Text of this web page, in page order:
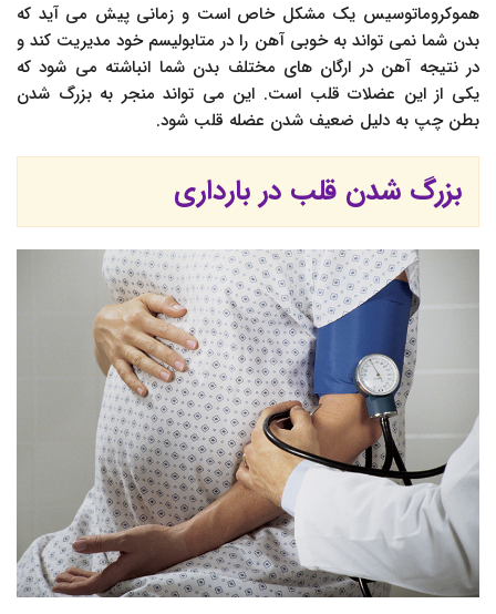
هموکروماتوسیس یک مشکل خاص است و زمانی پیش می آید که
بدن شما نمی تواند به خوبی آهن را در متابولیسم خود مدیریت کند و
در نتیجه آهن در ارگان های مختلف بدن شما انباشته می شود که
یکی از این عضلات قلب است. این می تواند منجر به بزرگ شدن
بطن چپ به دلیل ضعیف شدن عضله قلب شود.
بزرگ شدن قلب در بارداری